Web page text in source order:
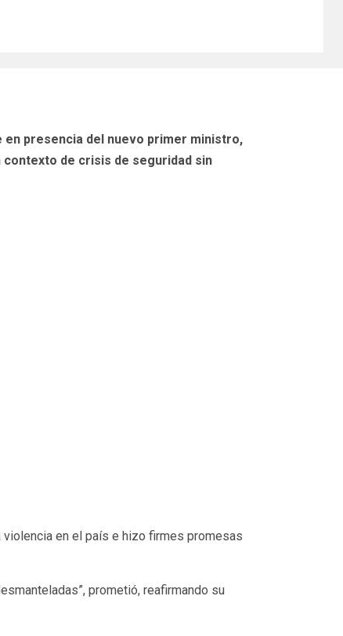
en presencia del nuevo primer ministro,
contexto de crisis de seguridad sin
en el país e hizo firmes promesas
prometió, reafirmando su